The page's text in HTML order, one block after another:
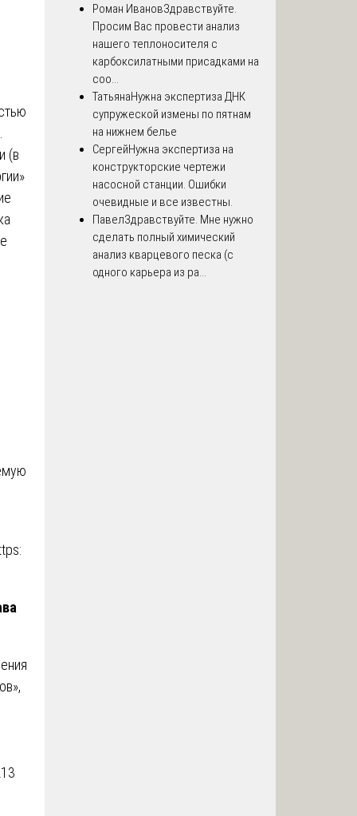
(в
Роман ИвановЗдравствуйте.
Просим Вас провести анализ
нашего теплоносителя с
карбоксилатными присадками на
соо...
ТатьянаНужна экспертиза ДНК
супружеской измены по пятнам
на нижнем белье
СергейНужна экспертиза на
конструкторские чертежи
насосной станции. Ошибки
очевидные и все известны.
ПавелЗдравствуйте. Мне нужно
сделать полный химический
анализ кварцевого песка (с
одного карьера из ра...